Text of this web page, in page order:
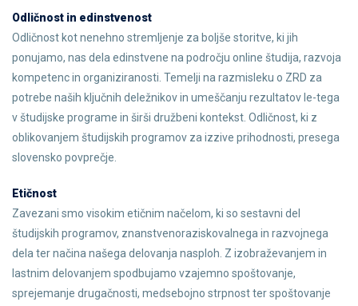
Odličnost in edinstvenost
Odličnost kot nenehno stremljenje za boljše storitve, ki jih
ponujamo, nas dela edinstvene na področju online študija, razvoja
kompetenc in organiziranosti. Temelji na razmisleku o ZRD za
potrebe naših ključnih deležnikov in umeščanju rezultatov le-tega
v študijske programe in širši družbeni kontekst. Odličnost, ki z
oblikovanjem študijskih programov za izzive prihodnosti, presega
slovensko povprečje.
Etičnost
Zavezani smo visokim etičnim načelom, ki so sestavni del
študijskih programov, znanstvenoraziskovalnega in razvojnega
dela ter načina našega delovanja nasploh. Z izobraževanjem in
lastnim delovanjem spodbujamo vzajemno spoštovanje,
sprejemanje drugačnosti, medsebojno strpnost ter spoštovanje